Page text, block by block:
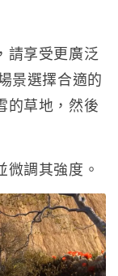
請享受更廣泛
景選擇合適的
的草地，然後
調其強度。